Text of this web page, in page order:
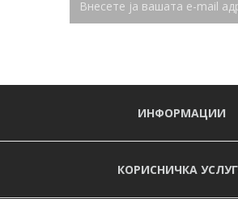
ИНФОРМАЦИИ
КОРИСНИЧКА